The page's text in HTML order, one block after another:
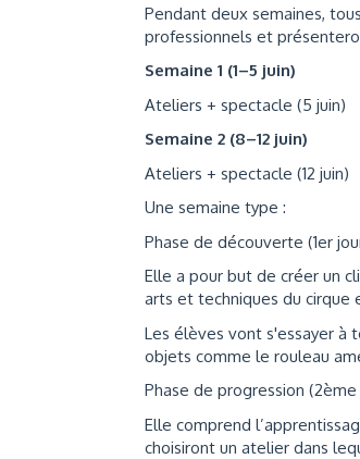
Pendant deux semaines,
professionnels et
Semaine 1 (1–5 juin)
Ateliers + spectacle (5 juin)
Semaine 2 (8–12 juin)
Ateliers + spectacle (12 juin)
Une semaine type :
Phase de découverte (1er
Elle a pour but de créer un
arts et techniques du
Les élèves vont s'essayer à
objets comme le rouleau
Phase de progression (2ème
Elle comprend
choisiront un atelier dans